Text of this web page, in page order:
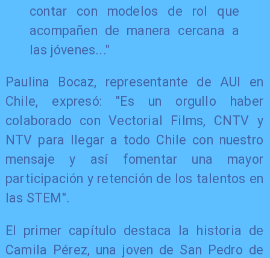
contar con modelos de rol que
acompañen de manera cercana a
las jóvenes..."
Paulina Bocaz, representante de AUI en
Chile, expresó: "Es un orgullo haber
colaborado con Vectorial Films, CNTV y
NTV para llegar a todo Chile con nuestro
mensaje y así fomentar una mayor
participación y retención de los talentos en
las STEM".
El primer capítulo destaca la historia de
Camila Pérez, una joven de San Pedro de